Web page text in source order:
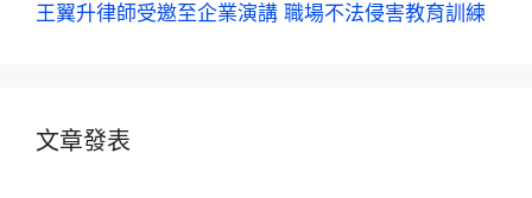
王翼升律師受邀至企業演講 職場不法侵害教育訓練
文章發表